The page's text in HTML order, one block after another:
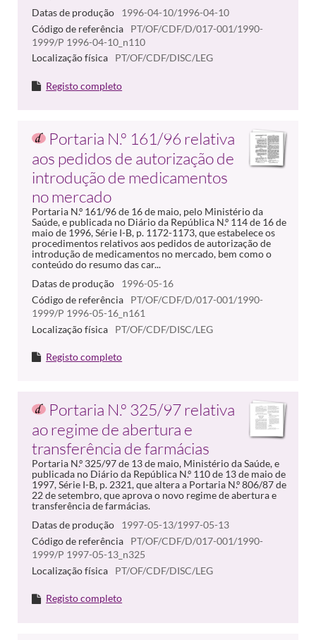
Datas de produção
1996-04-10/1996-04-10
Código de referência
PT/OF/CDF/D/017-001/1990-
1999/P 1996-04-10_n110
Localização física
PT/OF/CDF/DISC/LEG
Registo completo
Portaria N.º 161/96 relativa
aos pedidos de autorização de
introdução de medicamentos
no mercado
Portaria N.º 161/96 de 16 de maio, pelo Ministério da
Saúde, e publicada no Diário da República N.º 114 de 16 de
maio de 1996, Série I-B, p. 1172-1173, que estabelece os
procedimentos relativos aos pedidos de autorização de
introdução de medicamentos no mercado, bem como o
conteúdo do resumo das car...
Datas de produção
1996-05-16
Código de referência
PT/OF/CDF/D/017-001/1990-
1999/P 1996-05-16_n161
Localização física
PT/OF/CDF/DISC/LEG
Registo completo
Portaria N.º 325/97 relativa
ao regime de abertura e
transferência de farmácias
Portaria N.º 325/97 de 13 de maio, Ministério da Saúde, e
publicada no Diário da República N.º 110 de 13 de maio de
1997, Série I-B, p. 2321, que altera a Portaria N.º 806/87 de
22 de setembro, que aprova o novo regime de abertura e
transferência de farmácias.
Datas de produção
1997-05-13/1997-05-13
Código de referência
PT/OF/CDF/D/017-001/1990-
1999/P 1997-05-13_n325
Localização física
PT/OF/CDF/DISC/LEG
Registo completo